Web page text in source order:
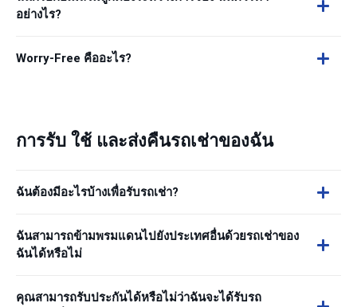
อย่างไร?
Worry-Free คืออะไร?
การรับ ใช้ และส่งคืนรถเช่าของฉัน
ฉันต้องมีอะไรบ้างเพื่อรับรถเช่า?
ฉันสามารถข้ามพรมแดนไปยังประเทศอื่นด้วยรถเช่าของ
ฉันได้หรือไม่
คุณสามารถรับประกันได้หรือไม่ว่าฉันจะได้รับรถ